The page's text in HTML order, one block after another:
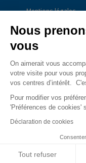
Mentions légales
Conditions
CGU
Informations
Déclaration de
Droit d'opposition
Cookies
Nous
vous
On aimerait vous
votre visite pour vous
vos centres d’intérêt.
Pour modifier vos
'Préférences de cookies'
Déclaration de cookies
Tout refuser